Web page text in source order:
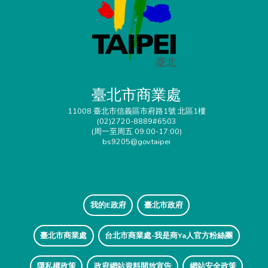
臺北市商業處
11008 臺北市信義區市府路1號 北區1樓
(02)2720-8889#6503
(周一至周五 09:00-17:00)
bs9205@gov.taipei
我的E政府 臺北市政府
臺北市商業處 台北市商業處-我是商Ya人官方粉絲團